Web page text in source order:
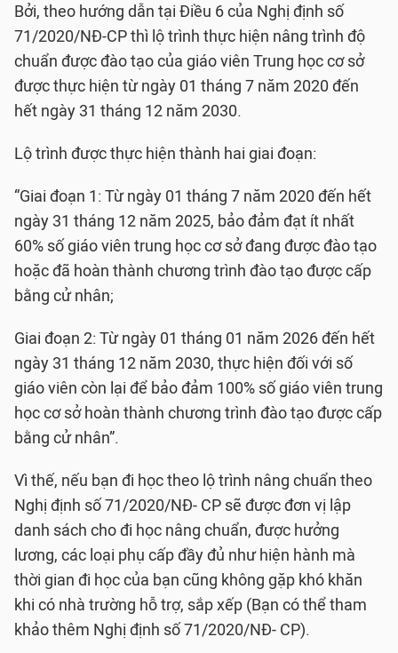
Bởi, theo hướng dẫn tại Điều 6 của Nghị định số
71/2020/NĐ-CP thì lộ trình thực hiện nâng trình độ
chuẩn được đào tạo của giáo viên Trung học cơ sở
được thực hiện từ ngày 01 tháng 7 năm 2020 đến
hết ngày 31 tháng 12 năm 2030.
Lộ trình được thực hiện thành hai giai đoạn:
“Giai đoạn 1: Từ ngày 01 tháng 7 năm 2020 đến hết
ngày 31 tháng 12 năm 2025, bảo đảm đạt ít nhất
60% số giáo viên trung học cơ sở đang được đào tạo
hoặc đã hoàn thành chương trình đào tạo được cấp
bằng cử nhân;
Giai đoạn 2: Từ ngày 01 tháng 01 năm 2026 đến hết
ngày 31 tháng 12 năm 2030, thực hiện đối với số
giáo viên còn lại để bảo đảm 100% số giáo viên trung
học cơ sở hoàn thành chương trình đào tạo được cấp
bằng cử nhân”.
Vì thế, nếu bạn đi học theo lộ trình nâng chuẩn theo
Nghị định số 71/2020/NĐ- CP sẽ được đơn vị lập
danh sách cho đi học nâng chuẩn, được hưởng
lương, các loại phụ cấp đầy đủ như hiện hành mà
thời gian đi học của bạn cũng không gặp khó khăn
khi có nhà trường hỗ trợ, sắp xếp (Bạn có thể tham
khảo thêm Nghị định số 71/2020/NĐ- CP).